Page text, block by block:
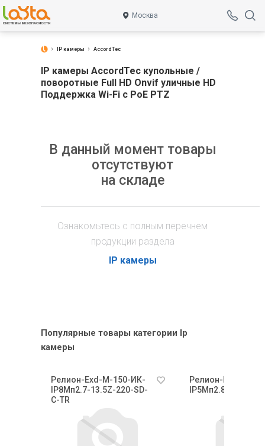
Москва
IP камеры AccordTec
IP камеры AccordTec купольные /
поворотные Full HD Onvif уличные HD
Поддержка Wi-Fi с PoE PTZ
В данный момент товары
отсутствуют
на складе
Ознакомьтесь с полным перечнем
продукции раздела
IP камеры
Популярные товары категории Ip
камеры
Релион-Exd-М-150-ИК-
IP8Мп2.7-13.5Z-220-SD-
С-TR
Релион-Exd-Н-
IP5Мп2.8mm-PoE-